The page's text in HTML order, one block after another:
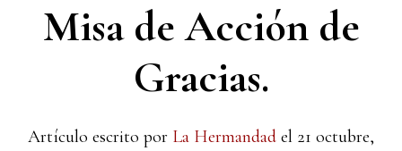
Misa de Acción de
Gracias.
Artículo escrito por La Hermandad el 21 octubre,